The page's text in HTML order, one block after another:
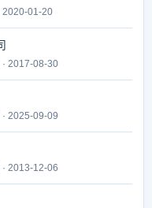
2020-01-20
2017-08-30
2025-09-09
2013-12-06